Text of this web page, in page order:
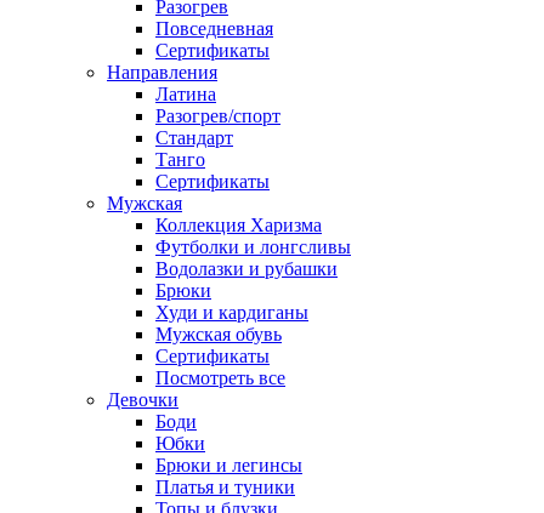
Разогрев
Повседневная
Сертификаты
Направления
Латина
Разогрев/спорт
Стандарт
Танго
Сертификаты
Мужская
Коллекция Харизма
Футболки и лонгсливы
Водолазки и рубашки
Брюки
Худи и кардиганы
Мужская обувь
Сертификаты
Посмотреть все
Девочки
Боди
Юбки
Брюки и легинсы
Платья и туники
Топы и блузки